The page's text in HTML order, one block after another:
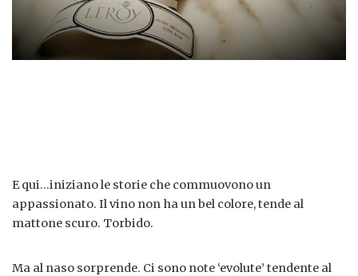
E qui…iniziano le storie che commuovono un
appassionato. Il vino non ha un bel colore, tende al
mattone scuro. Torbido.
Ma al naso sorprende. Ci sono note ‘evolute’ tendente al